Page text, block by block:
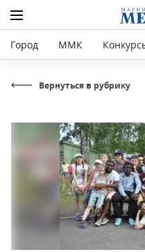
Город ММК
Вернуться в рубрику